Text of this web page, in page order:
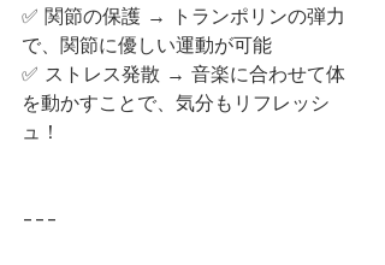
✅ 関節の保護 → トランポリンの弾力
で、関節に優しい運動が可能
✅ ストレス発散 → 音楽に合わせて体
を動かすことで、気分もリフレッシ
ュ！
---